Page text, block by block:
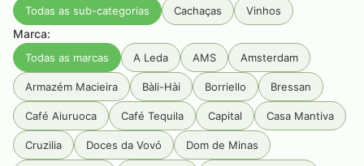
Todas as sub-categorias Cachaças Vinhos
Marca:
Todas as marcas A Leda AMS Amsterdam
Armazém Macieira Bàli-Hài Borriello Bressan
Café Aiuruoca Café Tequila Capital Casa Mantiva
Cruzilia Doces da Vovó Dom de Minas